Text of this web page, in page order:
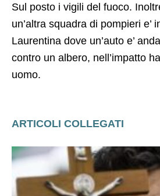
Sul posto i vigili del fuoco.
un’altra squadra di pompieri e’
Laurentina dove un’auto e’
contro un albero, nell’impatto
uomo.
ARTICOLI COLLEGATI